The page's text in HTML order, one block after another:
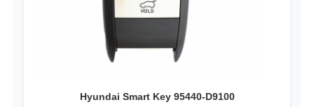
transponderspaander
KEYDIY Slimme sleutel
Hyundai Smart Key 95440-D9100